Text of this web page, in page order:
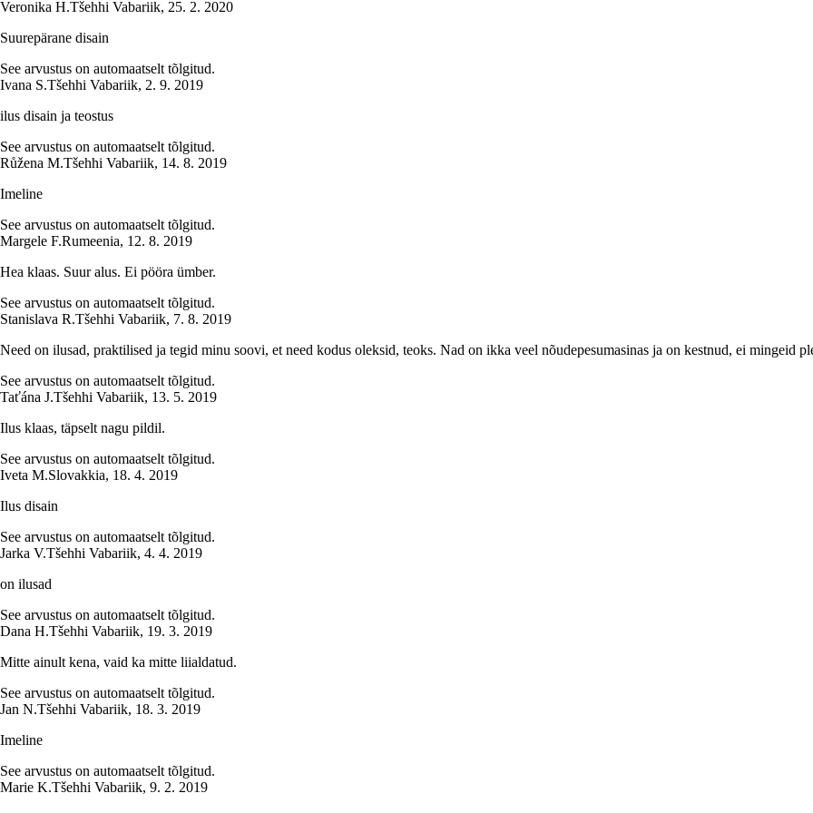
Veronika H.Tšehhi Vabariik, 25. 2. 2020
Suurepärane disain
See arvustus on automaatselt tõlgitud.
Ivana S.Tšehhi Vabariik, 2. 9. 2019
ilus disain ja teostus
See arvustus on automaatselt tõlgitud.
Růžena M.Tšehhi Vabariik, 14. 8. 2019
Imeline
See arvustus on automaatselt tõlgitud.
Margele F.Rumeenia, 12. 8. 2019
Hea klaas. Suur alus. Ei pööra ümber.
See arvustus on automaatselt tõlgitud.
Stanislava R.Tšehhi Vabariik, 7. 8. 2019
Need on ilusad, praktilised ja tegid minu soovi, et need kodus oleksid, teoks. Nad on ikka veel nõudepesumasinas ja on kestnud, ei mingeid
See arvustus on automaatselt tõlgitud.
Taťána J.Tšehhi Vabariik, 13. 5. 2019
Ilus klaas, täpselt nagu pildil.
See arvustus on automaatselt tõlgitud.
Iveta M.Slovakkia, 18. 4. 2019
Ilus disain
See arvustus on automaatselt tõlgitud.
Jarka V.Tšehhi Vabariik, 4. 4. 2019
on ilusad
See arvustus on automaatselt tõlgitud.
Dana H.Tšehhi Vabariik, 19. 3. 2019
Mitte ainult kena, vaid ka mitte liialdatud.
See arvustus on automaatselt tõlgitud.
Jan N.Tšehhi Vabariik, 18. 3. 2019
Imeline
See arvustus on automaatselt tõlgitud.
Marie K.Tšehhi Vabariik, 9. 2. 2019